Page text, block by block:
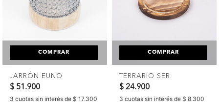
COMPRAR
JARRÓN EUNO
$ 51.900
3 cuotas sin interés de $ 17.300
COMPRAR
TERRARIO SER
$ 24.900
3 cuotas sin interés de $ 8.300